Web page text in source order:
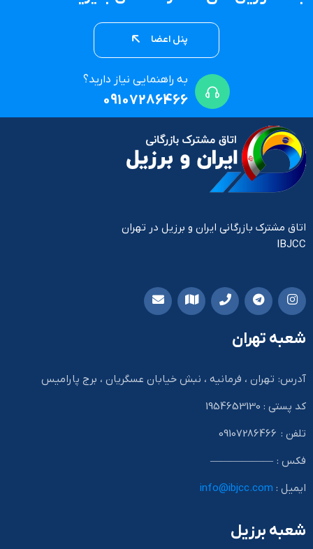
پنل اعضا
به راهنمایی نیاز دارید؟
09107286466
اتاق مشترک بازرگانی ایران و برزیل در تهران
IBJCC
شعبه تهران
آدرس: تهران ، فرمانیه ، نبش خیابان عسگریان ، برج پارامیس
کد پستی : 1954653130
تلفن : 09107286466
فکس : ——————
ایمیل : info@ibjcc.com
شعبه برزیل